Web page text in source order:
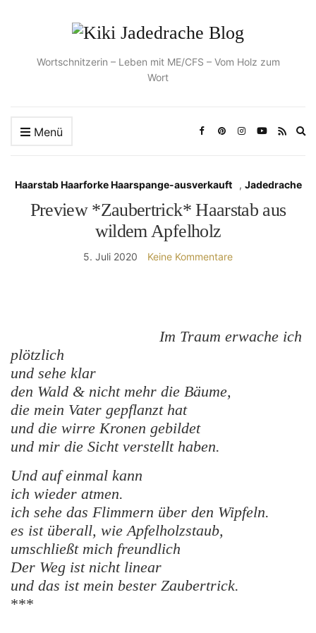
Wortschnitzerin – Leben mit ME/CFS – Vom Holz zum
Wort
Menü
Haarstab Haarforke Haarspange-ausverkauft , Jadedrache
Preview *Zaubertrick* Haarstab aus
wildem Apfelholz
5. Juli 2020 Keine Kommentare
Im Traum erwache ich
plötzlich
und sehe klar
den Wald & nicht mehr die Bäume,
die mein Vater gepflanzt hat
und die wirre Kronen gebildet
und mir die Sicht verstellt haben.
Und auf einmal kann
ich wieder atmen.
ich sehe das Flimmern über den Wipfeln.
es ist überall, wie Apfelholzstaub,
umschließt mich freundlich
Der Weg ist nicht linear
und das ist mein bester Zaubertrick.
***